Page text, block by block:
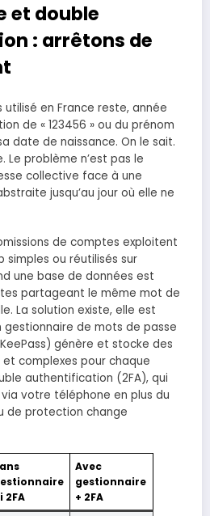
et double
: arrêtons de
en France reste, année
de « 123456 » ou du prénom
date de naissance. On le sait.
Le problème n’est pas le
collective face à une
jusqu’au jour où elle ne
de comptes exploitent
ou réutilisés sur
une base de données est
partageant le même mot de
La solution existe, elle est
gestionnaire de mots de passe
génère et stocke des
complexes pour chaque
authentification (2FA), qui
votre téléphone en plus du
de protection change
2FA
Avec
gestionnaire
+ 2FA